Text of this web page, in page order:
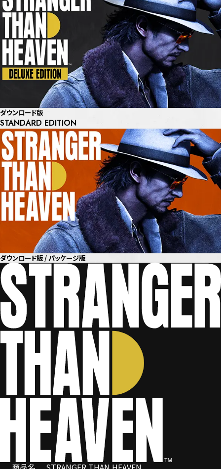
ダウンロード版
STANDARD EDITION
ダウンロード版 / パッケージ版